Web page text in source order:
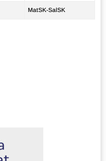
MatSK-SalSK